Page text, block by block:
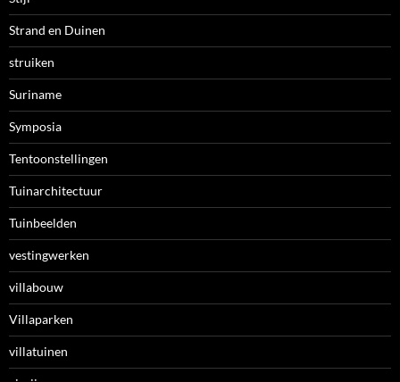
Strand en Duinen
struiken
Suriname
Symposia
Tentoonstellingen
Tuinarchitectuur
Tuinbeelden
vestingwerken
villabouw
Villaparken
villatuinen